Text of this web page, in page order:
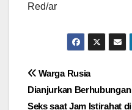
Red/ar
Navigasi
pos
Warga Rusia
Dianjurkan Berhubungan
Seks saat Jam Istirahat di